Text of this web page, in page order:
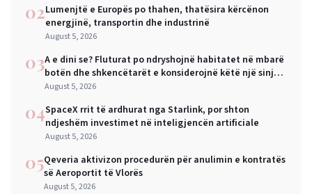
02Lumenjtë e Europës po thahen, thatësira kërcënon
energjinë, transportin dhe industrinë
August 5, 2026
03A e dini se? Fluturat po ndryshojnë habitatet në mbarë
botën dhe shkencëtarët e konsiderojnë këtë një sinjal
alarmi
August 5, 2026
04SpaceX rrit të ardhurat nga Starlink, por shton
ndjeshëm investimet në inteligjencën artificiale
August 5, 2026
05Qeveria aktivizon procedurën për anulimin e kontratës
së Aeroportit të Vlorës
August 5, 2026